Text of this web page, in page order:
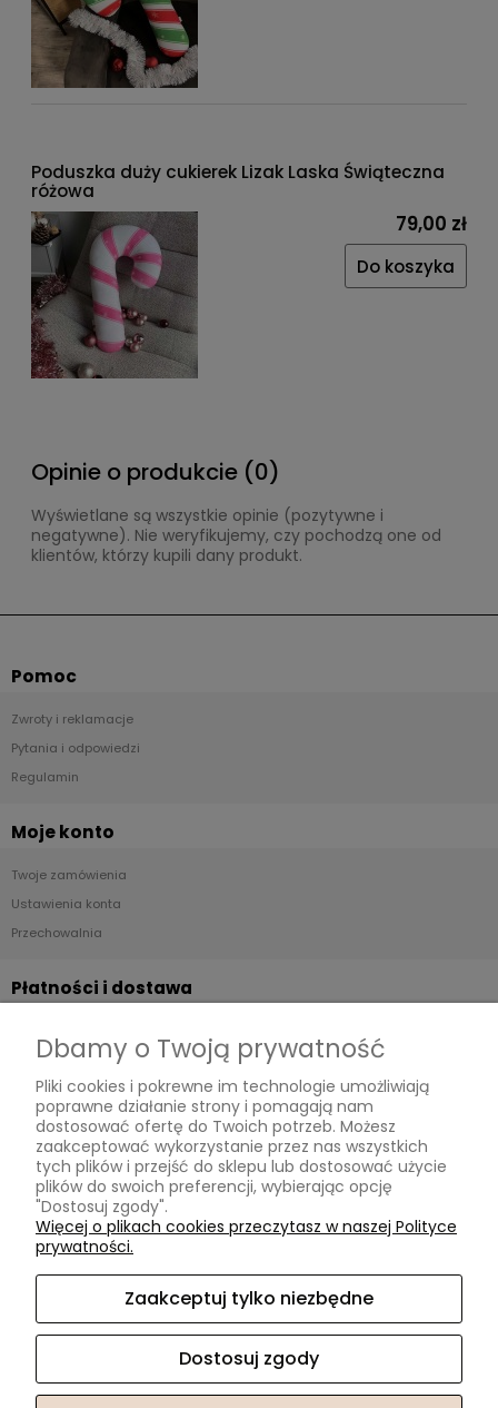
Poduszka duży cukierek Lizak Laska Świąteczna
różowa
79,00 zł
Do koszyka
Opinie o produkcie (0)
Wyświetlane są wszystkie opinie (pozytywne i
negatywne). Nie weryfikujemy, czy pochodzą one od
klientów, którzy kupili dany produkt.
Pomoc
Zwroty i reklamacje
Pytania i odpowiedzi
Regulamin
Moje konto
Twoje zamówienia
Ustawienia konta
Przechowalnia
Płatności i dostawa
Czas i koszty dostawy
Czas realizacji zamówienia
Informacje
Współpraca B2B
Polityka prywatności
O nas
Certyfikaty
Dbamy o Twoją prywatność
Pliki cookies i pokrewne im technologie umożliwiają
poprawne działanie strony i pomagają nam
dostosować ofertę do Twoich potrzeb. Możesz
zaakceptować wykorzystanie przez nas wszystkich
tych plików i przejść do sklepu lub dostosować użycie
plików do swoich preferencji, wybierając opcję
"Dostosuj zgody".
Więcej o plikach cookies przeczytasz w naszej Polityce
prywatności.
Zaakceptuj tylko niezbędne
Dostosuj zgody
Zapisz się do naszego newslettera i odbierz
rabat 5% na pierwsze zakupy!
Twój adres e-mail
Odbieram rabat!